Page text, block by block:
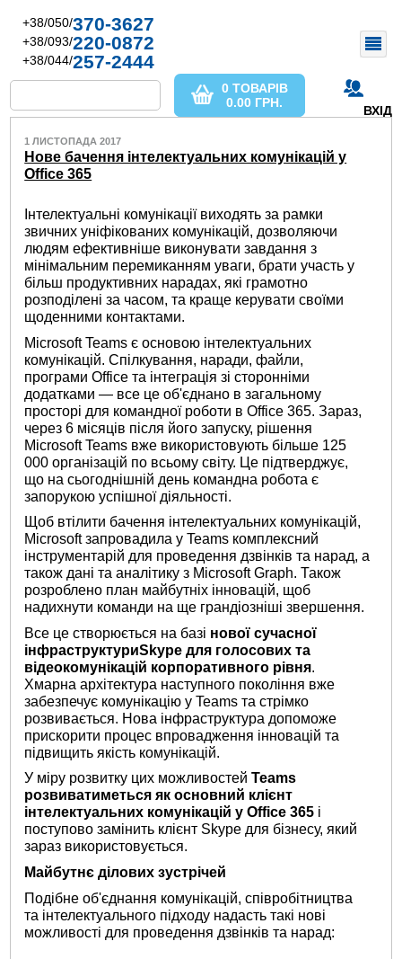
+38/050/370-3627
+38/093/220-0872
+38/044/257-2444
ВХІД
0 ТОВАРІВ
0.00 ГРН.
1 ЛИСТОПАДА 2017
Нове бачення інтелектуальних комунікацій у
Office 365
Інтелектуальні комунікації виходять за рамки
звичних уніфікованих комунікацій, дозволяючи
людям ефективніше виконувати завдання з
мінімальним перемиканням уваги, брати участь у
більш продуктивних нарадах, які грамотно
розподілені за часом, та краще керувати своїми
щоденними контактами.
Microsoft Teams є основою інтелектуальних
комунікацій. Спілкування, наради, файли,
програми Office та інтеграція зі сторонніми
додатками — все це об'єднано в загальному
просторі для командної роботи в Office 365. Зараз,
через 6 місяців після його запуску, рішення
Microsoft Teams вже використовують більше 125
000 організацій по всьому світу. Це підтверджує,
що на сьогоднішній день командна робота є
запорукою успішної діяльності.
Щоб втілити бачення інтелектуальних комунікацій,
Microsoft запровадила у Teams комплексний
інструментарій для проведення дзвінків та нарад, а
також дані та аналітику з Microsoft Graph. Також
розроблено план майбутніх інновацій, щоб
надихнути команди на ще грандіозніші звершення.
Все це створюється на базі нової сучасної
інфраструктуриSkype для голосових та
відеокомунікацій корпоративного рівня.
Хмарна архітектура наступного покоління вже
забезпечує комунікацію у Teams та стрімко
розвивається. Нова інфраструктура допоможе
прискорити процес впровадження інновацій та
підвищить якість комунікацій.
У міру розвитку цих можливостейTeams
розвиватиметься як основний клієнт
інтелектуальних комунікацій уOffice365 і
поступово замінить клієнт Skype для бізнесу, який
зараз використовується.
Майбутнє ділових зустрічей
Подібне об'єднання комунікацій, співробітництва
та інтелектуального підходу надасть такі нові
можливості для проведення дзвінків та нарад: